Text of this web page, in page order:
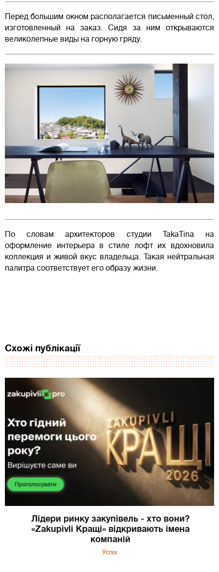
Перед большим окном располагается письменный стол,
изготовленный на заказ. Сидя за ним открываются
великолепные виды на горную гряду.
По словам архитекторов студии TakaTina на
оформление интерьера в стиле лофт их вдохновила
коллекция и живой вкус владельца. Такая нейтральная
палитра соответствует его образу жизни.
Схожі публікації
Лідери ринку закупівель - хто вони?
«Zakupivli Кращі» відкривають імена
компаній
Успіх